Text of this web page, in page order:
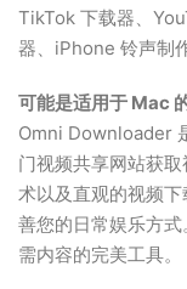
TikTok 下载器、
器、iPhone 铃声制
可能是适用于 Mac
Omni Downloader
门视频共享网站获
术以及直观的视频
善您的日常娱乐方
需内容的完美工具。